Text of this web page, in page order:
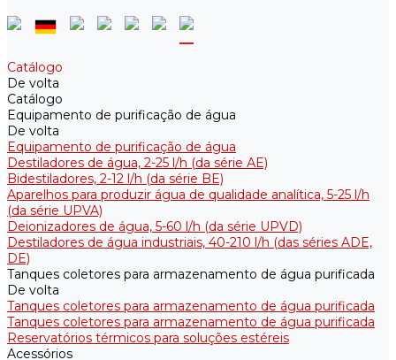
Catálogo
De volta
Catálogo
Equipamento de purificação de água
De volta
Equipamento de purificação de água
Destiladores de água, 2-25 l/h (da série АE)
Bidestiladores, 2-12 l/h (da série BE)
Aparelhos para produzir água de qualidade analítica, 5-25 l/h
(da série UPVA)
Deionizadores de água, 5-60 l/h (da série UPVD)
Destiladores de água industriais, 40-210 l/h (das séries ADE,
DE)
Tanques coletores para armazenamento de água purificada
De volta
Tanques coletores para armazenamento de água purificada
Tanques coletores para armazenamento de água purificada
Reservatórios térmicos para soluções estéreis
Acessórios